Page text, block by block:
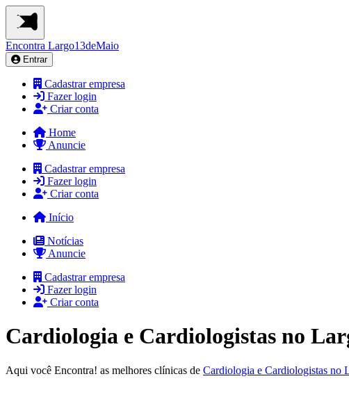
Encontra Largo13deMaio
Entrar
Cadastrar empresa
Fazer login
Criar conta
Home
Anuncie
Cadastrar empresa
Fazer login
Criar conta
Início
Notícias
Anuncie
Cadastrar empresa
Fazer login
Criar conta
Cardiologia e Cardiologistas no
Aqui você Encontra! as melhores clínicas de Cardiologia e Cardiologistas no